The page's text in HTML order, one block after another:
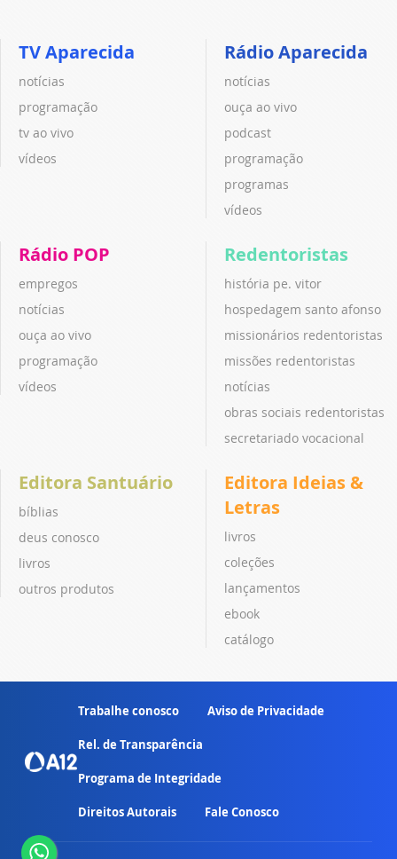
TV Aparecida
notícias
programação
tv ao vivo
vídeos
Rádio Aparecida
notícias
ouça ao vivo
podcast
programação
programas
vídeos
Rádio POP
empregos
notícias
ouça ao vivo
programação
vídeos
Redentoristas
história pe. vitor
hospedagem santo afonso
missionários redentoristas
missões redentoristas
notícias
obras sociais redentoristas
secretariado vocacional
Editora Santuário
bíblias
deus conosco
livros
outros produtos
Editora Ideias &
Letras
livros
coleções
lançamentos
ebook
catálogo
Trabalhe conosco Aviso de Privacidade
Rel. de Transparência
Programa de Integridade
Direitos Autorais Fale Conosco